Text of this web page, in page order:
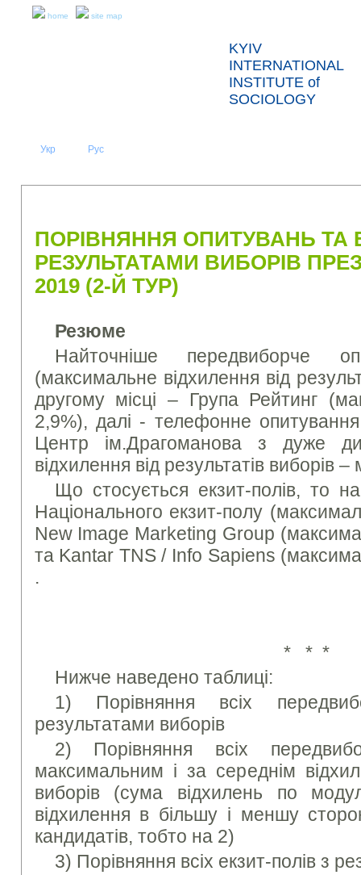
home site map
KYIV
INTERNATIONAL
INSTITUTE of
SOCIOLOGY
Укр Рус
ПОРІВНЯННЯ ОПИТУВАНЬ ТА
РЕЗУЛЬТАТАМИ ВИБОРІВ
2019 (2-Й ТУР)
Резюме
Найточніше передвиборче
(максимальне відхилення від
другому місці – Група Рейтинг
2,9%), далі - телефонне
Центр ім.Драгоманова з дуже
відхилення від результатів виборів
Що стосується екзит-полів, то
Національного екзит-полу
New Image Marketing Group
та Kantar TNS / Info Sapiens
.
* * *
Нижче наведено таблиці:
1) Порівняння всіх
результатами виборів
2) Порівняння всіх
максимальним і за середнім
виборів (сума відхилень по
відхилення в більшу і меншу
кандидатів, тобто на 2)
3) Порівняння всіх екзит-полів з